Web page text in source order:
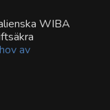
WIBA
av